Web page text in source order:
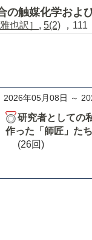
の触媒化学およ
也訳］ , 5(2) ，111
2026年05月08日 ～
研究者としての
作った「師匠」たち
(26回)